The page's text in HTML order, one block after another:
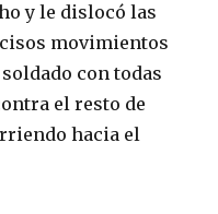
y le dislocó las
movimientos
con todas
el resto de
hacia el